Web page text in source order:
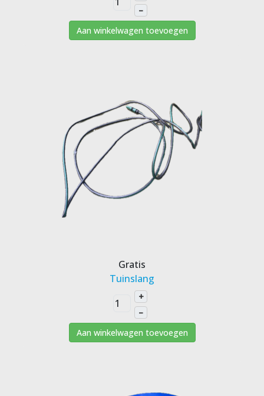
–
Aan winkelwagen toevoegen
Gratis
Tuinslang
+
–
Aan winkelwagen toevoegen